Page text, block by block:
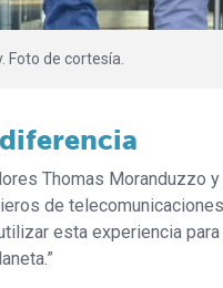
Foto de cortesía.
Thomas Moranduzzo
de
esta experiencia